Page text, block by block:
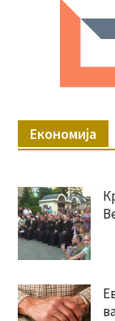
Економија